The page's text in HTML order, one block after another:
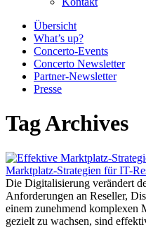
Übersicht
What’s up?
Concerto-Events
Concerto Newsletter
Partner-Newsletter
Presse
Tag Archives
Marktplatz-Strategien für IT-
Die Digitalisierung verändert
Anforderungen an Reseller,
einem zunehmend komplexen
gezielt zu wachsen, sind